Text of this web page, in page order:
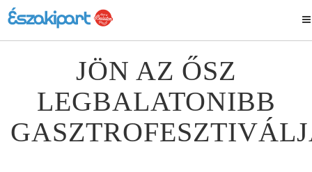
JÖN AZ ŐSZ
LEGBALATONIBB